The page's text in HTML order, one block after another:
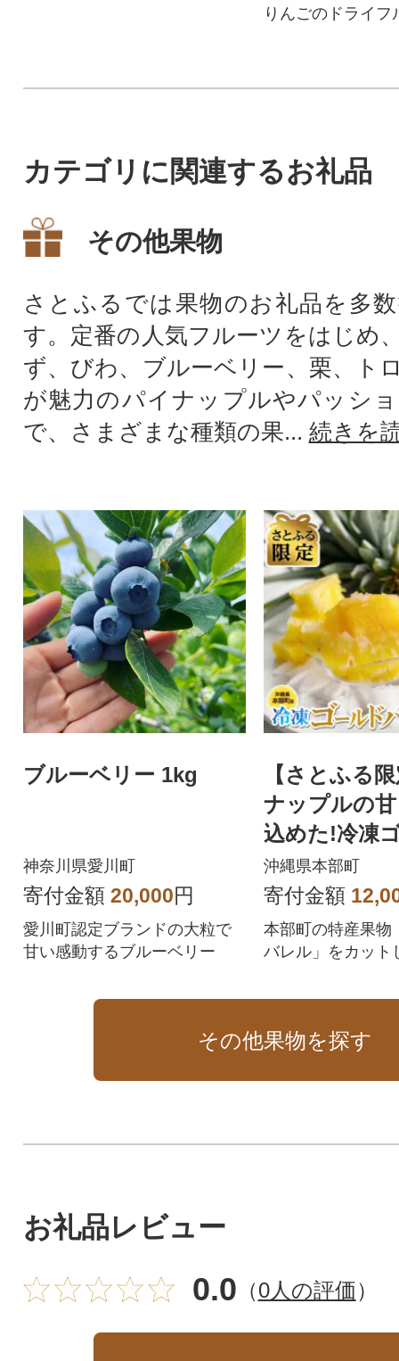
りんごのドライフ
カテゴリに関連するお礼品
その他果物
さとふるでは果物のお礼品を多
す。定番の人気フルーツをはじめ
ず、びわ、ブルーベリー、栗、ト
が魅力のパイナップルやパッシ
で、さまざまな種類の果... 続きを
ブルーベリー 1kg
神奈川県愛川町
寄付金額 20,000円
愛川町認定ブランドの大粒で
甘い感動するブルーベリー
【さとふる
ナップルの
込めた!冷凍
バレル1kg(1
袋)
沖縄県本部町
寄付金額
本部町の特産果物
バレル」をカット
じ込めました。
その他果物を探す
お礼品レビュー
0.0 （0人の評価）